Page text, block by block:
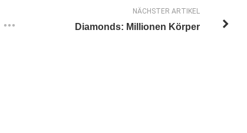
NÄCHSTER ARTIKEL
Diamonds: Millionen Körper